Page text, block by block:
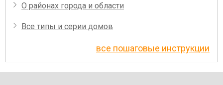
О районах города и области
Все типы и серии домов
все пошаговые инструкции